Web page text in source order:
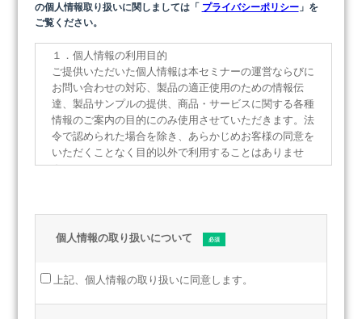
の個人情報取り扱いに関しましては「 プライバシーポリシー」 を
ご覧ください。
１．個人情報の利用目的
ご提供いただいた個人情報は本セミナーの運営ならびに
お問い合わせの対応、製品の適正使用のための情報伝
達、製品サンプルの提供、商品・サービスに関する各種
情報のご案内の目的にのみ使用させていただきます。法
令で認められた場合を除き、あらかじめお客様の同意を
いただくことなく目的以外で利用することはありませ
ん。
法律で定められている場合を除いて、個人情報をお客様
の同意なしに第三者に提供することはありません。
「個人情報の利用目的」の範囲内において、取得した個
個人情報の取り扱いについて
上記、個人情報の取り扱いに同意します。